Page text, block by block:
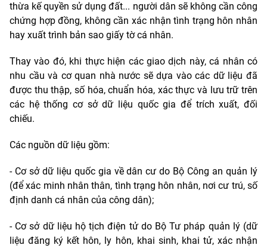
thừa kế quyền sử dụng đất... người dân sẽ không cần công
chứng hợp đồng, không cần xác nhận tình trạng hôn nhân
hay xuất trình bản sao giấy tờ cá nhân.
Thay vào đó, khi thực hiện các giao dịch này, cá nhân có
nhu cầu và cơ quan nhà nước sẽ dựa vào các dữ liệu đã
được thu thập, số hóa, chuẩn hóa, xác thực và lưu trữ trên
các hệ thống cơ sở dữ liệu quốc gia để trích xuất, đối
chiếu.
Các nguồn dữ liệu gồm:
- Cơ sở dữ liệu quốc gia về dân cư do Bộ Công an quản lý
(để xác minh nhân thân, tình trạng hôn nhân, nơi cư trú, số
định danh cá nhân của công dân);
- Cơ sở dữ liệu hộ tịch điện tử do Bộ Tư pháp quản lý (dữ
liệu đăng ký kết hôn, ly hôn, khai sinh, khai tử, xác nhận